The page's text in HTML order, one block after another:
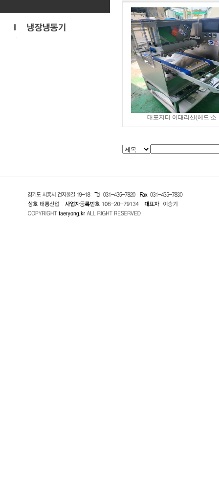
대포지터 이태리산(헤드:소..